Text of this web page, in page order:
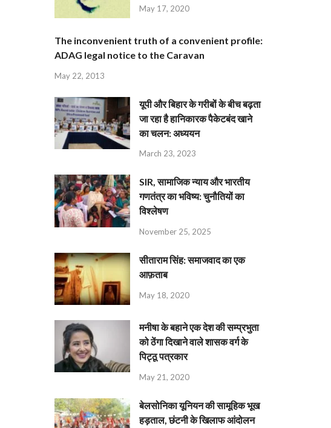
May 17, 2020
The inconvenient truth of a convenient profile:
ADAG legal notice to the Caravan
May 22, 2013
यूपी और बिहार के गरीबों के बीच बढ़ता
जा रहा है हानिकारक पैकेटबंद खाने
का चलन: अध्ययन
March 23, 2023
SIR, सामाजिक न्याय और भारतीय
गणतंत्र का भविष्य: चुनौतियों का
विश्लेषण
November 25, 2025
सीताराम सिंह: समाजवाद का एक
आफ़ताब
May 18, 2020
मनीषा के बहाने एक देश की सम्प्रभुता
को ठेंगा दिखाने वाले शासक वर्ग के
पिट्ठू पत्रकार
May 21, 2020
बेलसोनिका यूनियन की सामूहिक भूख
हड़ताल, छंटनी के खिलाफ आंदोलन